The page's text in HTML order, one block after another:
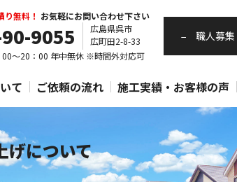
り無料！ お気軽にお問い合わせ下さい
9055
広島県呉市
広町田2-8-33
00～20：00 年中無休 ※時間外対応可
職人募集
て ご依頼の流れ 施工実績・お客様の声
げについて